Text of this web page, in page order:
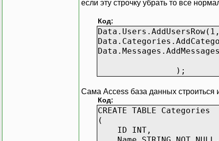
если эту строчку убрать то все
Код:
);
Сама Access база данных строиться
Код:
CREATE TABLE Categories
(
ID INT,